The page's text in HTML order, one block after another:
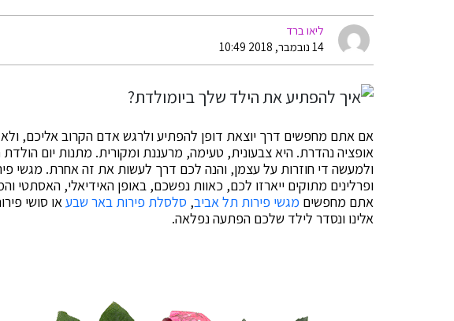
ליאו ברד
14 נובמבר, 2018 10:49
אם אתם מחפשים דרך יוצאת דופן להפתיע ולרגש אדם הקרוב אליכם,
אופציה נהדרת. היא צבעונית, טעימה, מרעננת ומקורית. מתנות יום
ולמעשה די חוזרות על עצמן, והנה לכם דרך לעשות את זה אחרת. מגשי
ופרלינים מתוקים ייארזו לכם, כאוות נפשכם, באופן האידיאלי, האסתטי
אתם מחפשים מגשי פירות תל אביב, סלסלת פירות באר שבע או סושי
אלינו ונסדר לילד שלכם הפתעה נפלאה.